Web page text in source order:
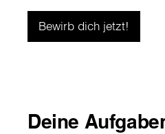
Bewirb dich jetzt!
Deine